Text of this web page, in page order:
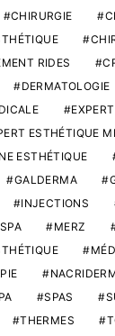
CHIRURGIE
RIDES
DERMATOLOGIE
ESTHÉTIQUE
ESTHÉTIQUE
GALDERMA
INJECTIONS
MERZ
SPAS
THERMES